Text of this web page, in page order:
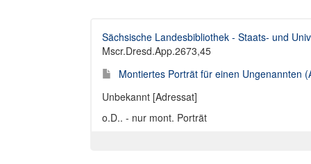
Sächsische Landesbibliothek - Staats- und
Mscr.Dresd.App.2673,45
Montiertes Porträt für einen Ungenannten
Unbekannt [Adressat]
o.D.. - nur mont. Porträt